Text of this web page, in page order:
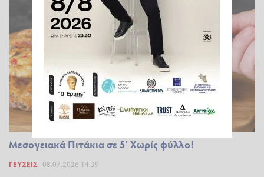
Μεσογειακά Πιτάκια σε 5' Χωρίς φύλλο!
ΓΕΎΣΕΙΣ 08.07.2026 14:39